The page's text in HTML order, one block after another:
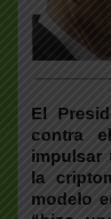
El
contra
impulsar
la
modelo